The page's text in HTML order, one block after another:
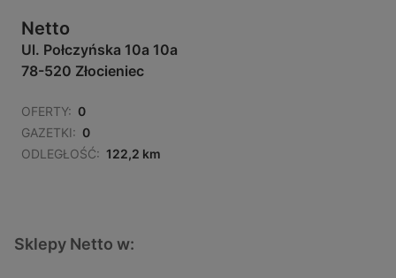
Netto
Ul. Połczyńska 10a 10a
78-520 Złocieniec
OFERTY: 0
GAZETKI: 0
ODLEGŁOŚĆ: 122,2 km
Sklepy Netto w: